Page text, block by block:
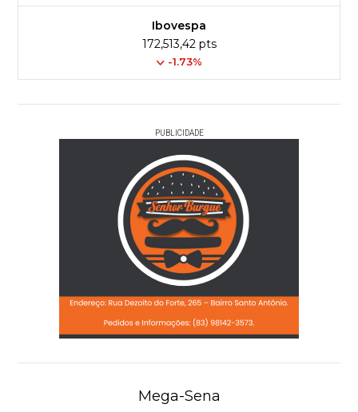
Ibovespa
172,513,42 pts
-1.73%
PUBLICIDADE
Mega-Sena